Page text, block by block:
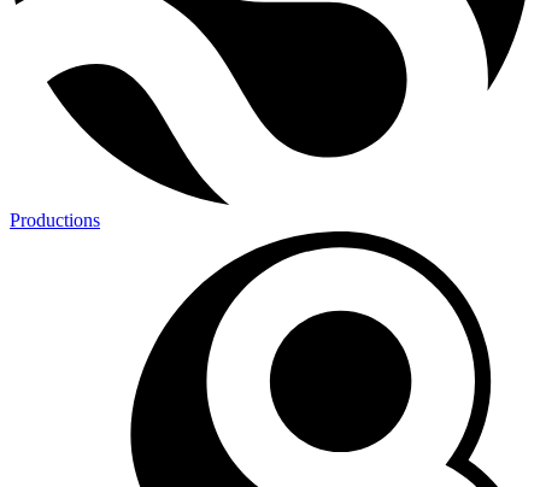
Productions